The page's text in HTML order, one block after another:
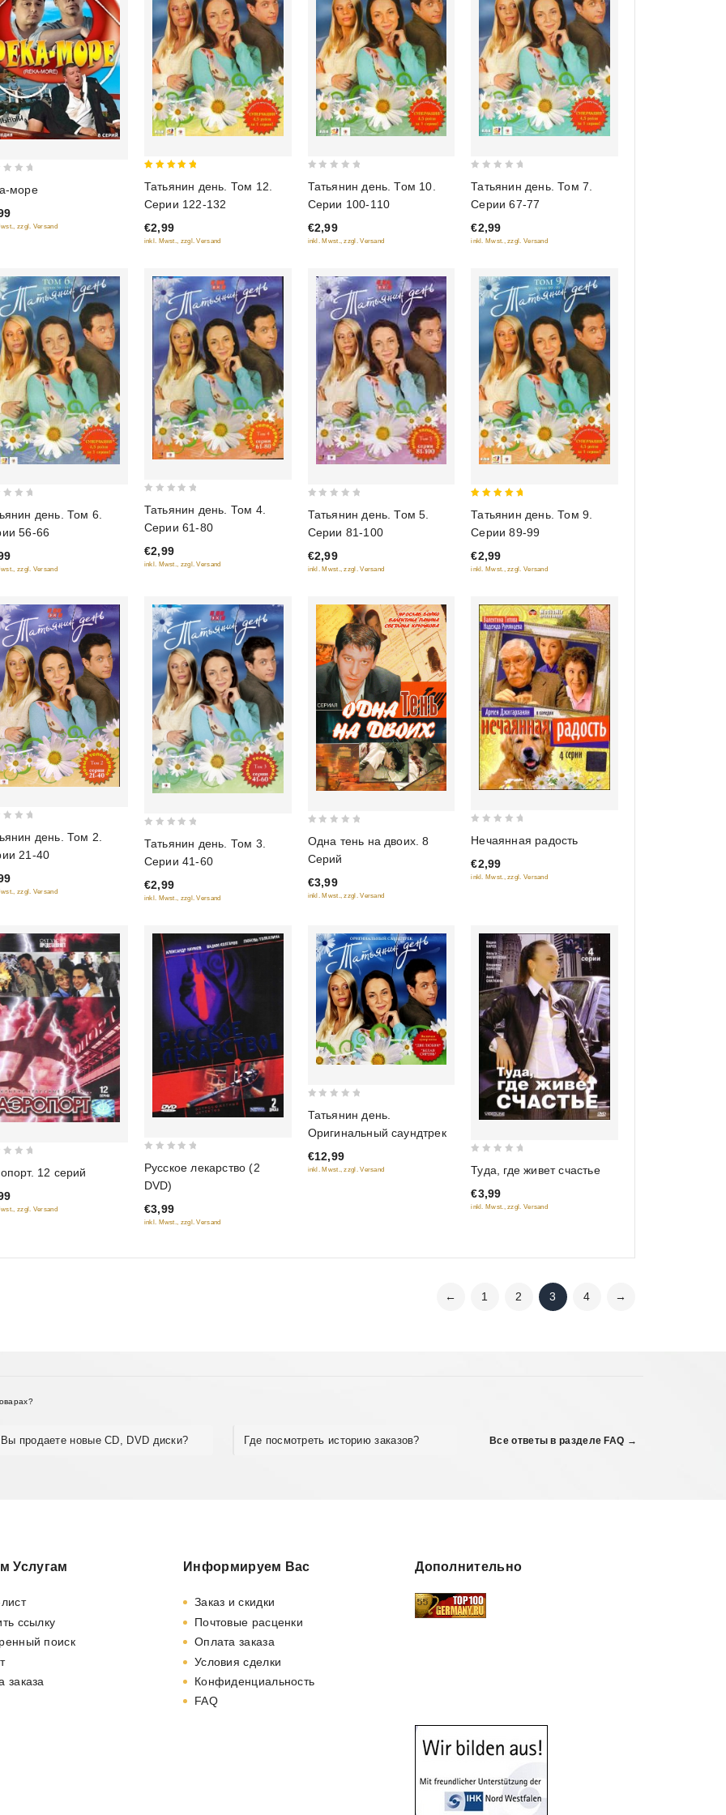
море
zzgl. Versand
Татьянин день. Том 12.
Серии 122-132
€2,99
inkl. Mwst., zzgl. Versand
of
5
Татьянин день. Том 10.
Серии 100-110
€2,99
inkl. Mwst., zzgl. Versand
of
5
Татьянин день. Том 7.
Серии 67-77
€2,99
inkl. Mwst., zzgl. Versand
день. Том 6.
56-66
zzgl. Versand
of
5
Татьянин день. Том 4.
Серии 61-80
€2,99
inkl. Mwst., zzgl. Versand
of
5
Татьянин день. Том 5.
Серии 81-100
€2,99
inkl. Mwst., zzgl. Versand
Татьянин день. Том 9.
Серии 89-99
€2,99
inkl. Mwst., zzgl. Versand
день. Том 2.
21-40
zzgl. Versand
of
5
Татьянин день. Том 3.
Серии 41-60
€2,99
inkl. Mwst., zzgl. Versand
out
of
5
Одна тень на двоих. 8
Серий
€3,99
inkl. Mwst., zzgl. Versand
of
5
Нечаянная радость
€2,99
inkl. Mwst., zzgl. Versand
12 серий
zzgl. Versand
out
of
5
Русское лекарство (2
DVD)
€3,99
inkl. Mwst., zzgl. Versand
of
5
Татьянин день.
Оригинальный саундтрек
€12,99
inkl. Mwst., zzgl. Versand
out
of
5
Туда, где живет счастье
€3,99
inkl. Mwst., zzgl. Versand
← 1 2 3 4 →
Вы продаете новые CD, DVD диски? Где посмотреть историю заказов? Все ответы в разделе FAQ →
Услугам
ссылку
поиск
заказа
Информируем Вас
Заказ и скидки
Почтовые расценки
Оплата заказа
Условия сделки
Конфиденциальность
FAQ
Дополнительно